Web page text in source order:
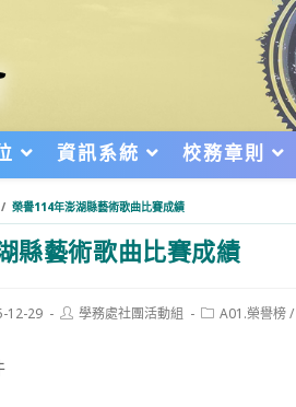
資訊系統 校務章則
/ 榮譽114年澎湖縣藝術歌曲比賽成績
縣藝術歌曲比賽成績
12-29
Post學務處社團活動組
PostA01.榮譽榜/